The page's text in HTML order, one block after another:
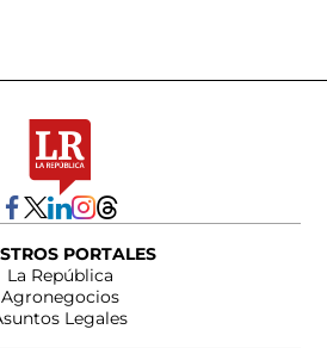
PORTALES
La República
Agronegocios
Legales